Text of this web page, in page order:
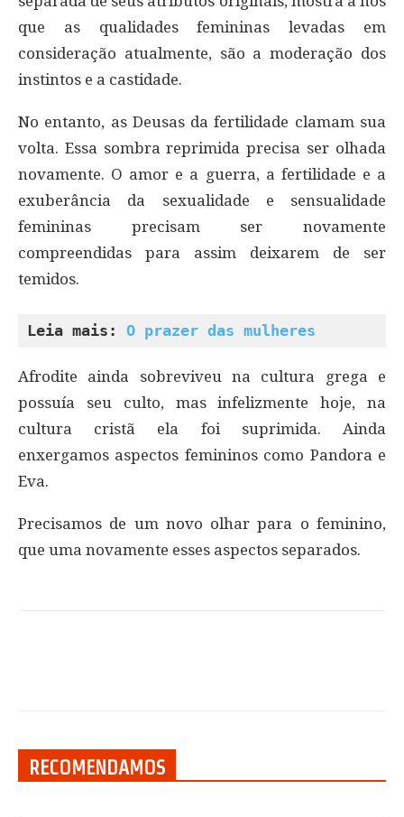
que as qualidades femininas levadas em
consideração atualmente, são a moderação dos
instintos e a castidade.
No entanto, as Deusas da fertilidade clamam sua
volta. Essa sombra reprimida precisa ser olhada
novamente. O amor e a guerra, a fertilidade e a
exuberância da sexualidade e sensualidade
femininas precisam ser novamente
compreendidas para assim deixarem de ser
temidos.
Leia mais: O prazer das mulheres
Afrodite ainda sobreviveu na cultura grega e
possuía seu culto, mas infelizmente hoje, na
cultura cristã ela foi suprimida. Ainda
enxergamos aspectos femininos como Pandora e
Eva.
Precisamos de um novo olhar para o feminino,
que uma novamente esses aspectos separados.
RECOMENDAMOS